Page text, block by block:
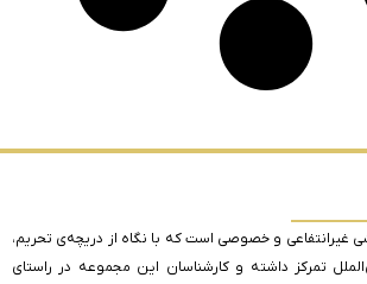
غیرانتفاعی و خصوصی است که با نگاه از دریچه‌ی تحریم،
تمرکز داشته و کارشناسان این مجموعه در راستای